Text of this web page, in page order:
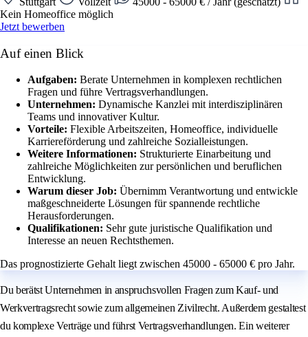
Kein Homeoffice möglich
Jetzt bewerben
Auf einen Blick
Aufgaben: Berate Unternehmen in komplexen rechtlichen
Fragen und führe Vertragsverhandlungen.
Unternehmen: Dynamische Kanzlei mit interdisziplinären
Teams und innovativer Kultur.
Vorteile: Flexible Arbeitszeiten, Homeoffice, individuelle
Karriereförderung und zahlreiche Sozialleistungen.
Weitere Informationen: Strukturierte Einarbeitung und
zahlreiche Möglichkeiten zur persönlichen und beruflichen
Entwicklung.
Warum dieser Job: Übernimm Verantwortung und entwickle
maßgeschneiderte Lösungen für spannende rechtliche
Herausforderungen.
Qualifikationen: Sehr gute juristische Qualifikation und
Interesse an neuen Rechtsthemen.
Das prognostizierte Gehalt liegt zwischen 45000 - 65000 € pro Jahr.
Du berätst Unternehmen in anspruchsvollen Fragen zum Kauf- und
Werkvertragsrecht sowie zum allgemeinen Zivilrecht. Außerdem gestaltest
du komplexe Verträge und führst Vertragsverhandlungen. Ein weiterer